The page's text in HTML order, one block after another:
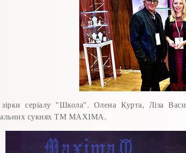
серіалу "Школа". Олена Курта, Ліза
сукнях ТМ MAXIMA.